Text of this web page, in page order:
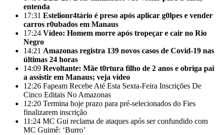
entenda
17:31 Estelionr4tário é preso após aplicar g0lpes e vender
carros r0ubados em Manaus
17:24 Vídeo: Homem morre após tropeçar e cair no Rio
Negro
14:21 Amazonas registra 139 novos casos de Covid-19 nas
últimas 24 horas
14:09 Revoltante: Mãe t0rtura filho de 2 anos e obriga pai
a assistir em Manaus; veja vídeo
12:26 Fapeam Recebe Até Esta Sexta-Feira Inscrições De
Cinco Editais No Amazonas
12:20 Termina hoje prazo para pré-selecionados do Fies
finalizarem inscrição
11:24 MC Gui reclama de ataques após ser confundido com
MC Guimê: ‘Burro’